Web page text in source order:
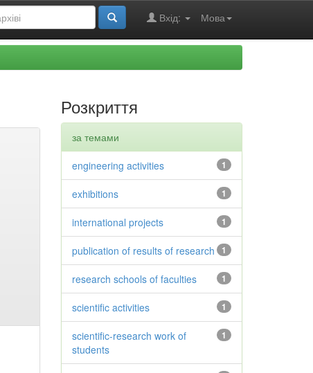
Мова
Вхід:
Розкриття
за темами
1
engineering activities
1
exhibitions
1
international projects
1
publication of results of research
1
research schools of faculties
1
scientific activities
1
scientific-research work of
students